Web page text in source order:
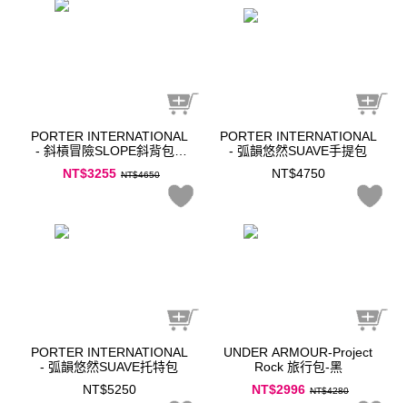
PORTER INTERNATIONAL
- 斜槓冒險SLOPE斜背包 -
NT$3255 NT$4650
PORTER INTERNATIONAL
- 弧韻悠然SUAVE手提包
NT$4750
PORTER INTERNATIONAL
- 弧韻悠然SUAVE托特包
NT$5250
UNDER ARMOUR-Project
Rock 旅行包-黑
NT$2996 NT$4280